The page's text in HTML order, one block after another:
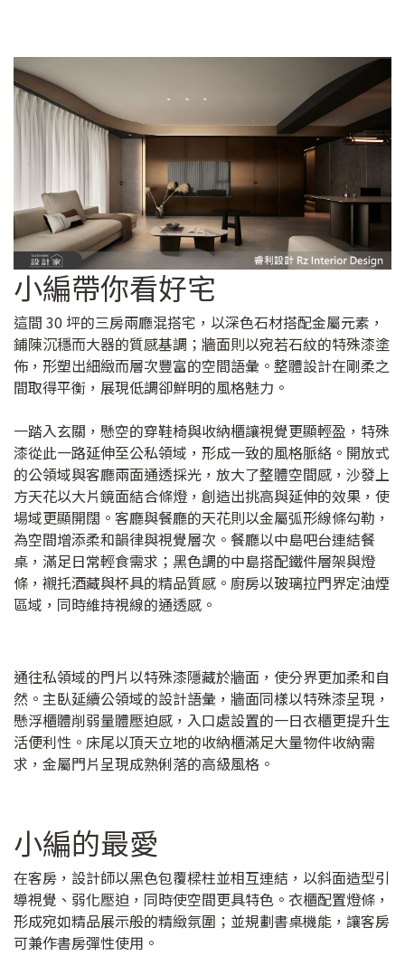
小編帶你看好宅
這間 30 坪的三房兩廳混搭宅，以深色石材搭配金屬元素，
鋪陳沉穩而大器的質感基調；牆面則以宛若石紋的特殊漆塗
佈，形塑出細緻而層次豐富的空間語彙。整體設計在剛柔之
間取得平衡，展現低調卻鮮明的風格魅力。
一踏入玄關，懸空的穿鞋椅與收納櫃讓視覺更顯輕盈，特殊
漆從此一路延伸至公私領域，形成一致的風格脈絡。開放式
的公領域與客廳兩面通透採光，放大了整體空間感，沙發上
方天花以大片鏡面結合條燈，創造出挑高與延伸的效果，使
場域更顯開闊。客廳與餐廳的天花則以金屬弧形線條勾勒，
為空間增添柔和韻律與視覺層次。餐廳以中島吧台連結餐
桌，滿足日常輕食需求；黑色調的中島搭配鐵件層架與燈
條，襯托酒藏與杯具的精品質感。廚房以玻璃拉門界定油煙
區域，同時維持視線的通透感。
通往私領域的門片以特殊漆隱藏於牆面，使分界更加柔和自
然。主臥延續公領域的設計語彙，牆面同樣以特殊漆呈現，
懸浮櫃體削弱量體壓迫感，入口處設置的一日衣櫃更提升生
活便利性。床尾以頂天立地的收納櫃滿足大量物件收納需
求，金屬門片呈現成熟俐落的高級風格。
小編的最愛
在客房，設計師以黑色包覆樑柱並相互連結，以斜面造型引
導視覺、弱化壓迫，同時使空間更具特色。衣櫃配置燈條，
形成宛如精品展示般的精緻氛圍；並規劃書桌機能，讓客房
可兼作書房彈性使用。